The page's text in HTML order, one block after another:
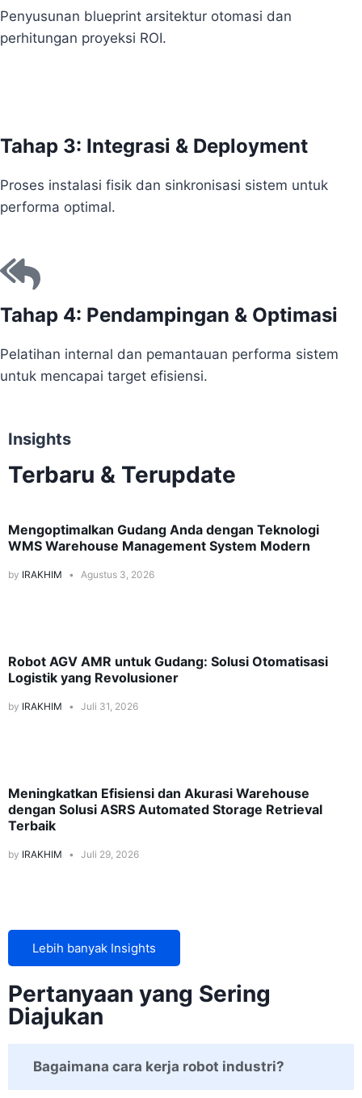
Penyusunan blueprint arsitektur otomasi dan
perhitungan proyeksi ROI.
Tahap 3: Integrasi & Deployment
Proses instalasi fisik dan sinkronisasi sistem untuk
performa optimal.
Tahap 4: Pendampingan & Optimasi
Pelatihan internal dan pemantauan performa sistem
untuk mencapai target efisiensi.
Insights
Terbaru & Terupdate
Mengoptimalkan Gudang Anda dengan Teknologi
WMS Warehouse Management System Modern
by IRAKHIM Agustus 3, 2026
Robot AGV AMR untuk Gudang: Solusi Otomatisasi
Logistik yang Revolusioner
by IRAKHIM Juli 31, 2026
Meningkatkan Efisiensi dan Akurasi Warehouse
dengan Solusi ASRS Automated Storage Retrieval
Terbaik
by IRAKHIM Juli 29, 2026
Lebih banyak Insights
Pertanyaan yang Sering
Diajukan
Bagaimana cara kerja robot industri?